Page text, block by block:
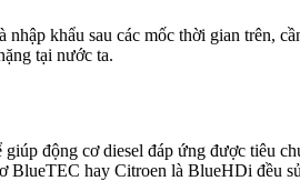
khẩu sau các mốc thời gian trên,
tại nước ta.
động cơ diesel đáp ứng được tiêu
hay Citroen là BlueHDi đều